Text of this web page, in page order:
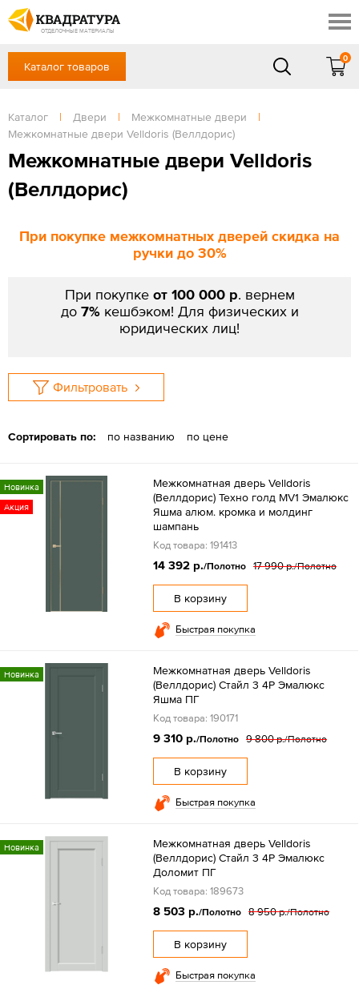
ОТДЕЛОЧНЫЕ МАТЕРИАЛЫ
Профи
Доставка и оплата
Готовые решения
Акции
Отзывы
+7 (3852) 55-58-09
Сб, Вс — выходной
ЗАКАЗАТЬ ЗВОНОК
Вход / Регистрация
Каталог товаров
0
Каталог | Двери | Межкомнатные двери
|
Межкомнатные двери Velldoris (Веллдорис)
Межкомнатные двери Velldoris
(Веллдорис)
При покупке межкомнатных дверей скидка на
ручки до 30%
При покупке от 100 000 р. вернем
до 7% кешбэком! Для физических и
юридических лиц!
Фильтровать
Сортировать по: по названию по цене
Новинка
Акция
Межкомнатная дверь Velldoris
(Веллдорис) Техно голд MV1 Эмалюкс
Яшма алюм. кромка и молдинг
шампань
Код товара: 191413
14 392 р./Полотно 17 990 р./Полотно
В корзину
Быстрая покупка
Новинка
Межкомнатная дверь Velldoris
(Веллдорис) Стайл 3 4P Эмалюкс
Яшма ПГ
Код товара: 190171
9 310 р./Полотно 9 800 р./Полотно
В корзину
Быстрая покупка
Новинка
Межкомнатная дверь Velldoris
(Веллдорис) Стайл 3 4P Эмалюкс
Доломит ПГ
Код товара: 189673
8 503 р./Полотно 8 950 р./Полотно
В корзину
Быстрая покупка